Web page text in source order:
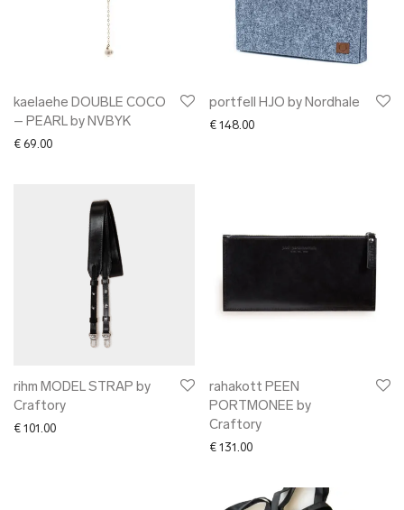
kaelaehe DOUBLE COCO
– PEARL by NVBYK
€ 69.00
portfell HJO by Nordhale
€ 148.00
rihm MODEL STRAP by
Craftory
€ 101.00
rahakott PEEN
PORTMONEE by
Craftory
€ 131.00